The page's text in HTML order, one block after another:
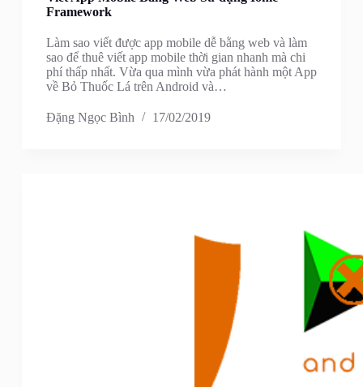
Framework
Làm sao viết được app mobile dễ bằng web và làm
sao để thuê viết app mobile thời gian nhanh mà chi
phí thấp nhất. Vừa qua mình vừa phát hành một App
về Bỏ Thuốc Lá trên Android và…
Đặng Ngọc Bình 17/02/2019